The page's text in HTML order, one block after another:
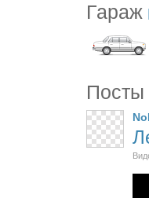
Гараж
Посты